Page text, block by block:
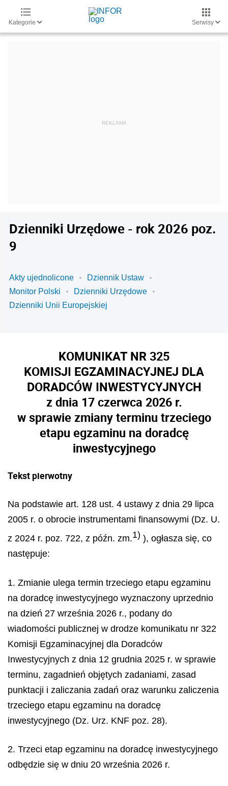
Kategorie Serwisy
Dzienniki Urzędowe - rok 2026 poz.
9
Akty ujednolicone
Dziennik Ustaw
Monitor Polski
Dzienniki Urzędowe
Dzienniki Unii Europejskiej
KOMUNIKAT NR 325
KOMISJI EGZAMINACYJNEJ DLA
DORADCÓW INWESTYCYJNYCH
z dnia 17 czerwca 2026 r.
w sprawie zmiany terminu trzeciego
etapu egzaminu na doradcę
inwestycyjnego
Tekst pierwotny
Na podstawie art. 128 ust. 4 ustawy z dnia 29 lipca
2005 r. o obrocie instrumentami finansowymi (Dz. U.
z 2024 r. poz. 722, z późn. zm.1) ), ogłasza się, co
następuje:
1. Zmianie ulega termin trzeciego etapu egzaminu
na doradcę inwestycyjnego wyznaczony uprzednio
na dzień 27 września 2026 r., podany do
wiadomości publicznej w drodze komunikatu nr 322
Komisji Egzaminacyjnej dla Doradców
Inwestycyjnych z dnia 12 grudnia 2025 r. w sprawie
terminu, zagadnień objętych zadaniami, zasad
punktacji i zaliczania zadań oraz warunku zaliczenia
trzeciego etapu egzaminu na doradcę
inwestycyjnego (Dz. Urz. KNF poz. 28).
2. Trzeci etap egzaminu na doradcę inwestycyjnego
odbędzie się w dniu 20 września 2026 r.